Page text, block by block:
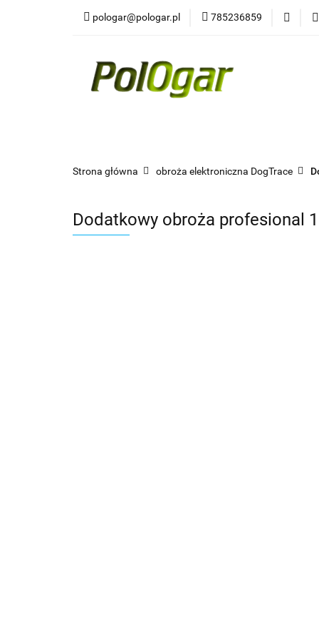
pologar@pologar.pl 785236859
Kategorie
Strona główna obroża elektroniczna DogTrace
Dodatkowy obroża profesional